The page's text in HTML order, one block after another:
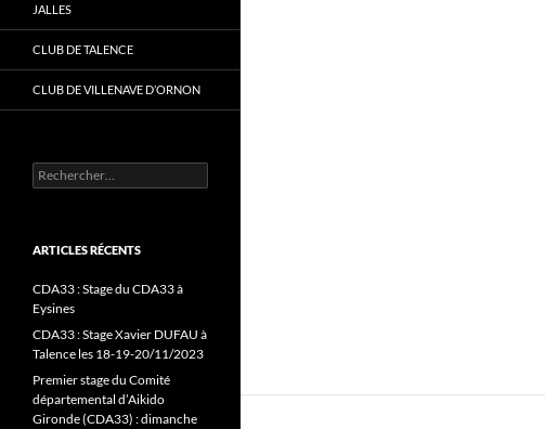
JALLES
CLUB DE TALENCE
CLUB DE VILLENAVE D’ORNON
Rechercher :
ARTICLES RÉCENTS
CDA33 : Stage du CDA33 à
Eysines
CDA33 : Stage Xavier DUFAU à
Talence les 18-19-20/11/2023
Premier stage du Comité
départemental d’Aikido
Gironde (CDA33) : dimanche